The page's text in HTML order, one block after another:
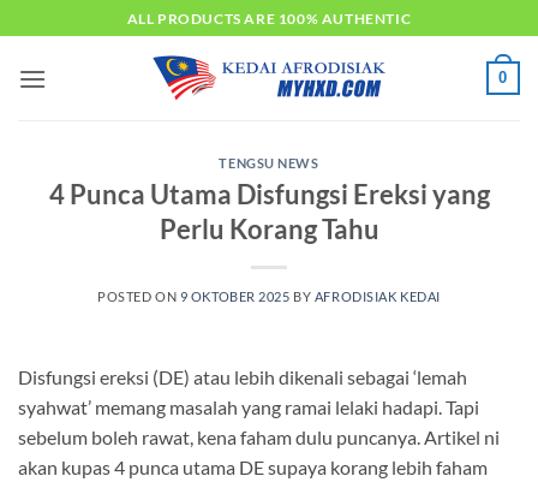
to
content
ALL PRODUCTS ARE 100% AUTHENTIC
0
TENGSU NEWS
4 Punca Utama Disfungsi Ereksi yang
Perlu Korang Tahu
POSTED ON 9 OKTOBER 2025 BY AFRODISIAK KEDAI
Disfungsi ereksi (DE) atau lebih dikenali sebagai ‘lemah
syahwat’ memang masalah yang ramai lelaki hadapi. Tapi
sebelum boleh rawat, kena faham dulu puncanya. Artikel ni
akan kupas 4 punca utama DE supaya korang lebih faham